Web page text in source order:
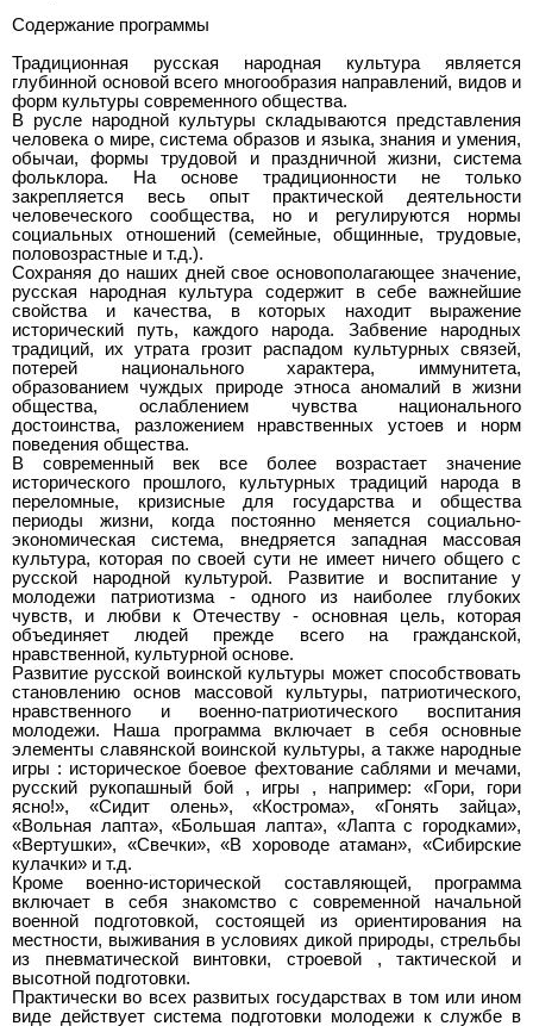
Содержание программы
Традиционная русская народная культура является
глубинной основой всего многообразия направлений, видов и
форм культуры современного общества.
В русле народной культуры складываются представления
человека о мире, система образов и языка, знания и умения,
обычаи, формы трудовой и праздничной жизни, система
фольклора. На основе традиционности не только
закрепляется весь опыт практической деятельности
человеческого сообщества, но и регулируются нормы
социальных отношений (семейные, общинные, трудовые,
половозрастные и т.д.).
Сохраняя до наших дней свое основополагающее значение,
русская народная культура содержит в себе важнейшие
свойства и качества, в которых находит выражение
исторический путь, каждого народа. Забвение народных
традиций, их утрата грозит распадом культурных связей,
потерей национального характера, иммунитета,
образованием чуждых природе этноса аномалий в жизни
общества, ослаблением чувства национального
достоинства, разложением нравственных устоев и норм
поведения общества.
В современный век все более возрастает значение
исторического прошлого, культурных традиций народа в
переломные, кризисные для государства и общества
периоды жизни, когда постоянно меняется социально-
экономическая система, внедряется западная массовая
культура, которая по своей сути не имеет ничего общего с
русской народной культурой. Развитие и воспитание у
молодежи патриотизма - одного из наиболее глубоких
чувств, и любви к Отечеству - основная цель, которая
объединяет людей прежде всего на гражданской,
нравственной, культурной основе.
Развитие русской воинской культуры может способствовать
становлению основ массовой культуры, патриотического,
нравственного и военно-патриотического воспитания
молодежи. Наша программа включает в себя основные
элементы славянской воинской культуры, а также народные
игры : историческое боевое фехтование саблями и мечами,
русский рукопашный бой , игры , например: «Гори, гори
ясно!», «Сидит олень», «Кострома», «Гонять зайца»,
«Вольная лапта», «Большая лапта», «Лапта с городками»,
«Вертушки», «Свечки», «В хороводе атаман», «Сибирские
кулачки» и т.д.
Кроме военно-исторической составляющей, программа
включает в себя знакомство с современной начальной
военной подготовкой, состоящей из ориентирования на
местности, выживания в условиях дикой природы, стрельбы
из пневматической винтовки, строевой , тактической и
высотной подготовки.
Практически во всех развитых государствах в том или ином
виде действует система подготовки молодежи к службе в